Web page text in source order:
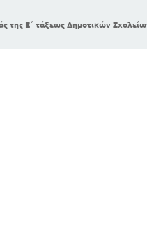
της Ε΄ τάξεως Δημοτικών